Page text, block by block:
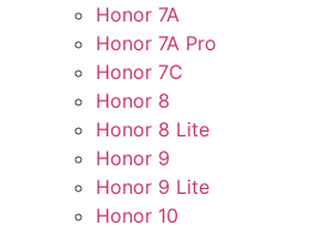
Honor 7A
Honor 7A Pro
Honor 7C
Honor 8
Honor 8 Lite
Honor 9
Honor 9 Lite
Honor 10